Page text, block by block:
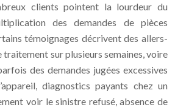
clients pointent la lourdeur du
des demandes de pièces
témoignages décrivent des allers-
sur plusieurs semaines, voire
des demandes jugées excessives
diagnostics payants chez un
voir le sinistre refusé, absence de